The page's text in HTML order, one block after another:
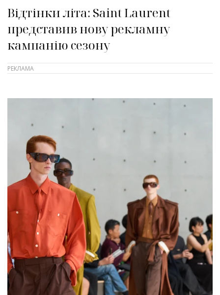
Відтінки літа: Saint Laurent
представив нову рекламну
кампанію сезону